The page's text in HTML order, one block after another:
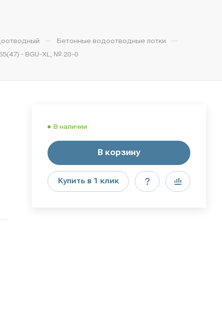
— Бетонные водоотводные лотки —
- BGU-XL, № 20-0
В наличии
В корзину
Купить в 1 клик